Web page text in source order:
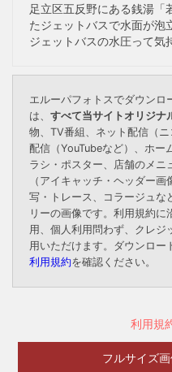
足立区五反野にある銭湯「
たジェットバスで水面が泡
ジェットバスの水圧って気
エルーパフォトスでダウンロ
は、 すべて当サイトオリジナ
物、TV番組、ネット配信（
配信（YouTubeなど）、ホー
ラシ・ポスター、店舗のメニ
（アイキャッチ・ヘッダー
写・トレース、コラージュな
リーの画像です。利用規約
用、個人利用問わず、クレジ
用いただけます。ダウンロー
利用規約を確認ください。
利用規
フルサイズ